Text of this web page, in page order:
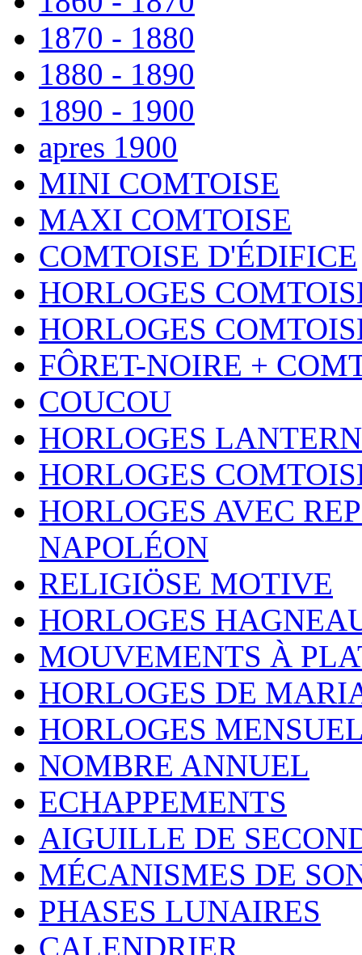
1870 - 1880
1880 - 1890
1890 - 1900
apres 1900
MINI COMTOISE
MAXI COMTOISE
COMTOISE D'ÉDIFICE
HORLOGES
HORLOGES
FÔRET-NOIRE +
COUCOU
HORLOGES
HORLOGES
HORLOGES AVEC
NAPOLÉON
RELIGIÖSE MOTIVE
HORLOGES
MOUVEMENTS À
HORLOGES DE
HORLOGES
NOMBRE ANNUEL
ECHAPPEMENTS
AIGUILLE DE
MÉCANISMES DE
PHASES LUNAIRES
CALENDRIER